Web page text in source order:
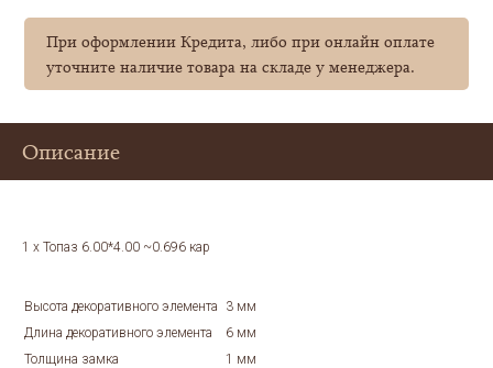
При оформлении Кредита, либо при онлайн оплате
уточните наличие товара на складе у менеджера.
Описание
1 x Топаз 6.00*4.00 ~0.696 кар
Высота декоративного элемента
3 мм
Длина декоративного элемента
6 мм
Толщина замка
1 мм